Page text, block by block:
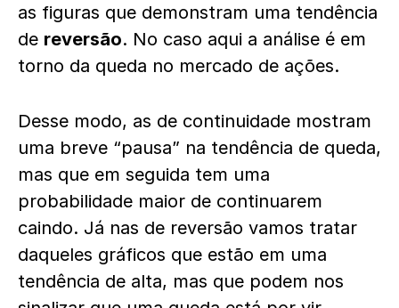
as figuras que demonstram uma tendência
de reversão. No caso aqui a análise é em
torno da queda no mercado de ações.
Desse modo, as de continuidade mostram
uma breve “pausa” na tendência de queda,
mas que em seguida tem uma
probabilidade maior de continuarem
caindo. Já nas de reversão vamos tratar
daqueles gráficos que estão em uma
tendência de alta, mas que podem nos